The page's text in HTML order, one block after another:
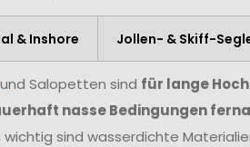
& Inshore Jollen- & Skiff-
und Salopetten sind für lange
nasse Bedingungen
sind wasserdichte